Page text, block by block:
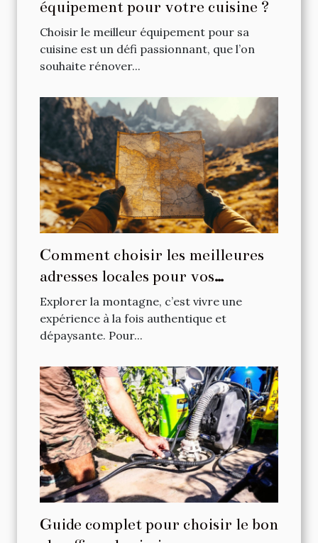
équipement pour votre cuisine ?
Choisir le meilleur équipement pour sa
cuisine est un défi passionnant, que l’on
souhaite rénover...
Comment choisir les meilleures
adresses locales pour vos
escapades en montagne ?
Explorer la montagne, c’est vivre une
expérience à la fois authentique et
dépaysante. Pour...
Guide complet pour choisir le bon